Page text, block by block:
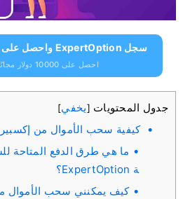
سجل ExpertOption واحصل على 10000 دولار مجانًا
احصل على 10000 دولار مجانًا للمبتدئين
جدول المحتويات [يخفي]
كيفية سحب الأموال من
ما هي طرق الدفع المتاحة
ة ExpertOption؟
كيف يمكنني سحب الأموال